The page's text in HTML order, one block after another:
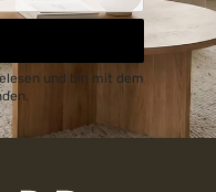
und bin mit dem